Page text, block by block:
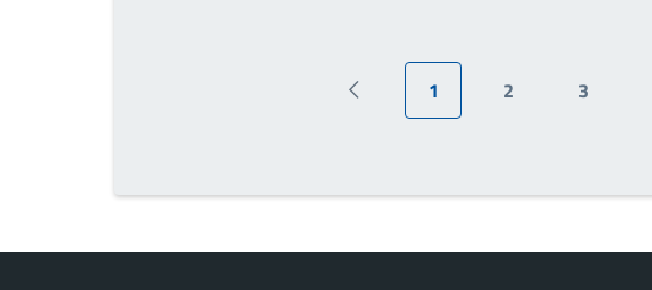
Pagina precedente
Pagina attuale
1
Pagina
2
Pagina
3